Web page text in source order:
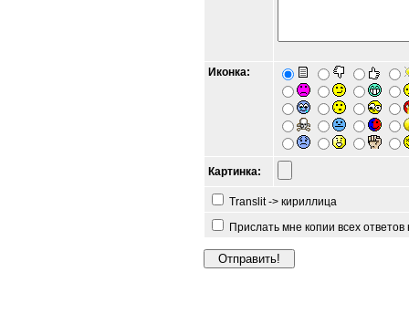
Иконка:
Картинка:
Translit -> кириллица
Прислать мне копии всех